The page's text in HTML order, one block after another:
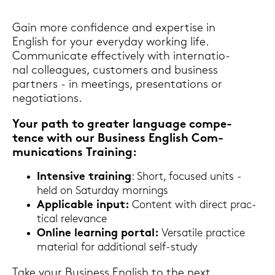
Gain more con­fi­dence and ex­per­ti­se in
Eng­lish for your ever­y­day work­ing life.
Com­mu­ni­ca­te ef­fec­tive­ly with in­ter­na­tio­
nal col­le­agues, custo­mers and busi­ness
part­ners - in mee­tings, pre­sen­ta­ti­ons or
nego­tia­ti­ons.
Your path to grea­ter lan­guage com­pe­
tence with our Busi­ness Eng­lish Com­
mu­ni­ca­ti­ons Trai­ning:
In­ten­si­ve trai­ning: Short, fo­cu­sed units -
held on Sa­tur­day mor­nings
Ap­pli­ca­ble input: Con­tent with di­rect prac­
ti­cal re­le­van­ce
On­line lear­ning por­tal: Ver­sa­ti­le prac­tice
ma­te­ri­al for ad­di­tio­nal self-​study